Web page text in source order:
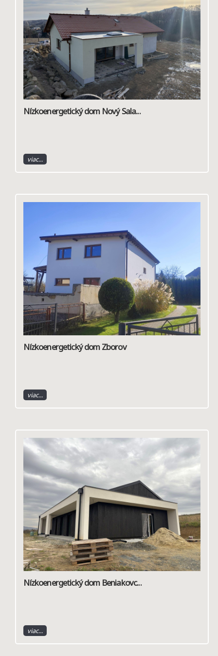
Nízkoenergetický dom Nový Sala...
viac...
Nízkoenergetický dom Zborov
viac...
Nízkoenergetický dom Beniakovc...
viac...